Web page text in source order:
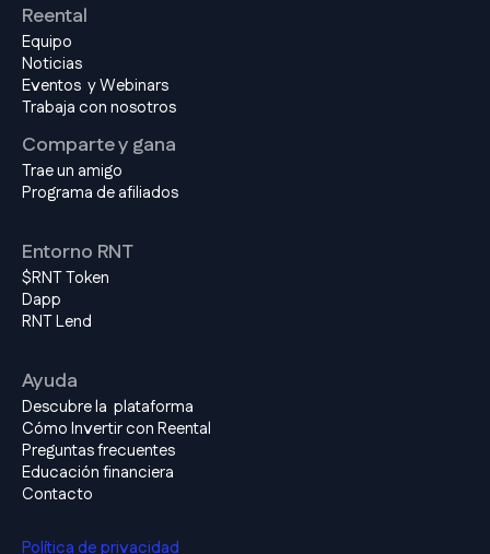
Reental
Equipo
Noticias
Eventos y Webinars
Trabaja con nosotros
Comparte y gana
Trae un amigo
Programa de afiliados
Entorno RNT
$RNT Token
Dapp
RNT Lend
Ayuda
Descubre la plataforma
Cómo Invertir con Reental
Preguntas frecuentes
Educación financiera
Contacto
Política de privacidad